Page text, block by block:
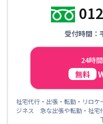
受付時間
24時
無料
社宅代行・出張・転勤・リロ
ジネス 急な出張や転勤・社宅